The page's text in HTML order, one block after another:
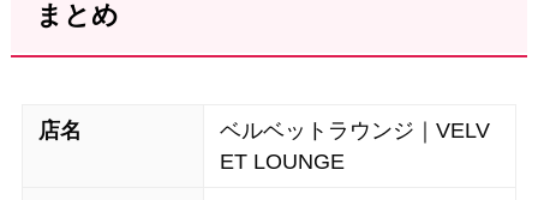
まとめ
店名
ベルベットラウンジ｜VELV
ET LOUNGE